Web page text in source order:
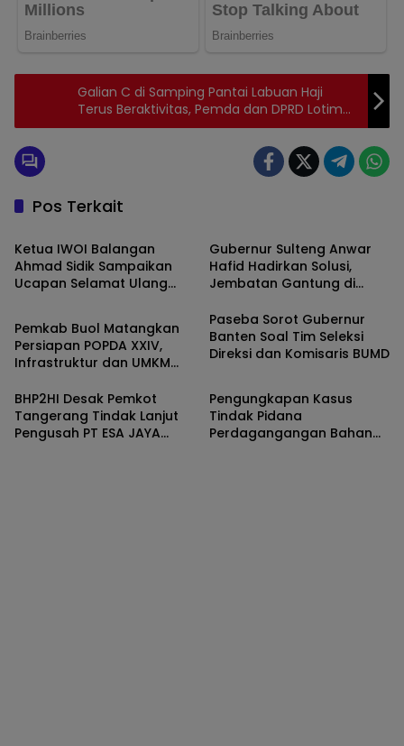
Galian C di Samping Pantai Labuan Haji
Terus Beraktivitas, Pemda dan DPRD Lotim
Bungkam, Masyarakat Siap Gedor Kantor
Pos Terkait
Uncategorized
Ketua IWOI Balangan
Ahmad Sidik Sampaikan
Ucapan Selamat Ulang
Gubernur Sulteng Anwar
Hafid Hadirkan Solusi,
Jembatan Gantung di
Dibangun
Uncategorized
Pemkab Buol Matangkan
Persiapan POPDA XXIV,
Infrastruktur dan UMKM
Paseba Sorot Gubernur
Banten Soal Tim Seleksi
Direksi dan Komisaris BUMD
BHP2HI Desak Pemkot
Tangerang Tindak Lanjut
Pengusah PT ESA JAYA
Pengungkapan Kasus
Tindak Pidana
Perdagangangan Bahan